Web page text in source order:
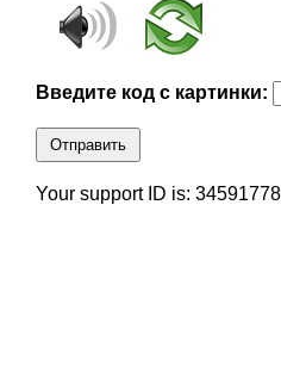
Введите код с картинки:
Отправить
Your support ID is: